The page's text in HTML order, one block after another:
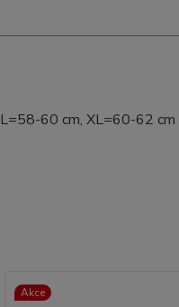
60 cm, XL=60-62 cm
Akce